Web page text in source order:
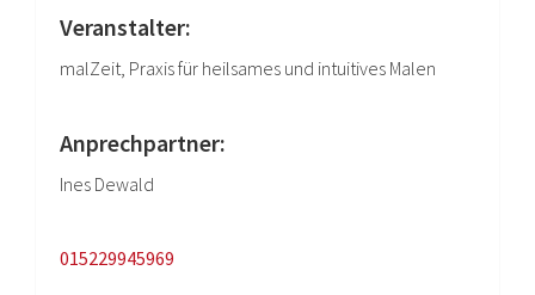
Veranstalter:
malZeit, Praxis für heilsames und intuitives Malen
Anprechpartner:
Ines Dewald
015229945969